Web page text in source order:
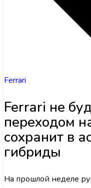
Ferrari
Ferrari не
переходом
сохранит в
гибриды
На прошлой неделе